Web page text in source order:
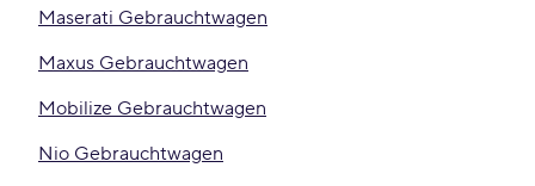
Maserati Gebrauchtwagen
Maxus Gebrauchtwagen
Mobilize Gebrauchtwagen
Nio Gebrauchtwagen